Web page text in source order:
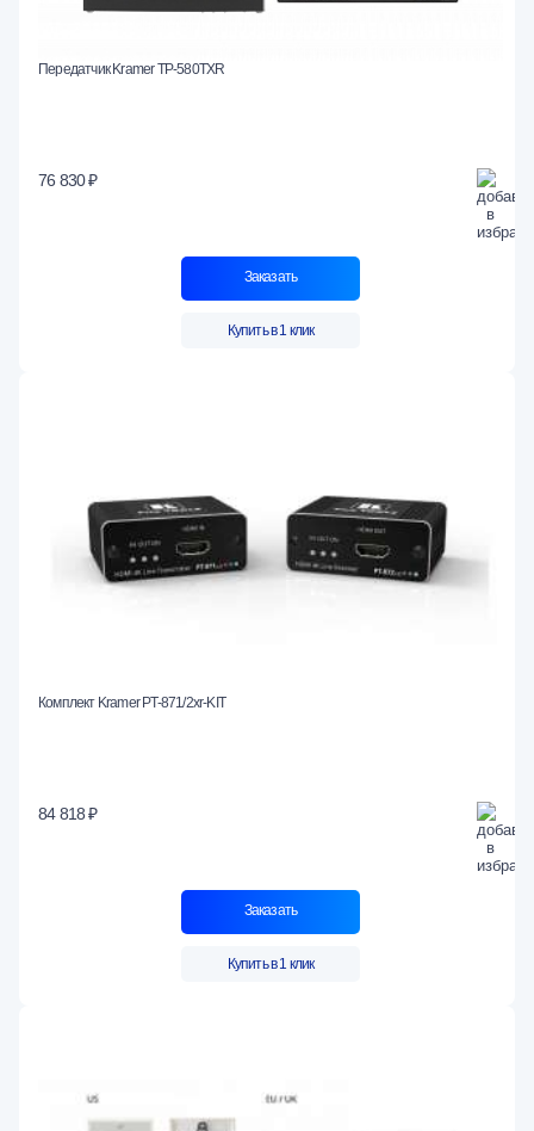
Передатчик Kramer TP-580TXR
76 830 ₽
Заказать
Купить в 1 клик
Комплект Kramer PT-871/2xr-KIT
84 818 ₽
Заказать
Купить в 1 клик